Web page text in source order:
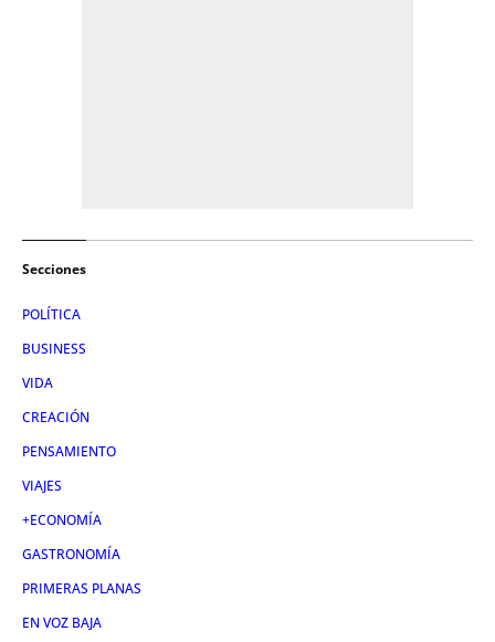
Secciones
POLÍTICA
BUSINESS
VIDA
CREACIÓN
PENSAMIENTO
VIAJES
+ECONOMÍA
GASTRONOMÍA
PRIMERAS PLANAS
EN VOZ BAJA